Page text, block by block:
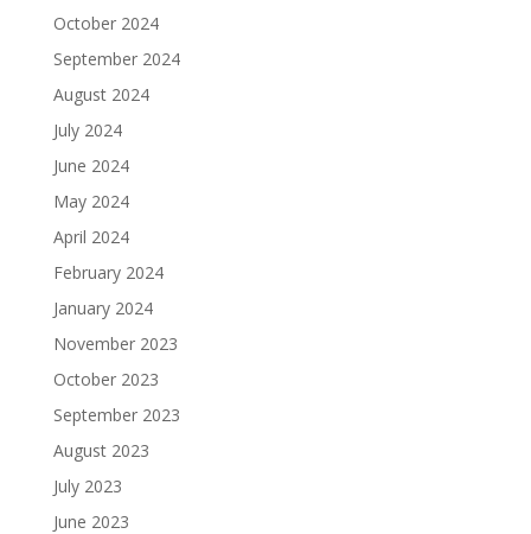
October 2024
September 2024
August 2024
July 2024
June 2024
May 2024
April 2024
February 2024
January 2024
November 2023
October 2023
September 2023
August 2023
July 2023
June 2023